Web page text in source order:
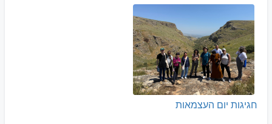
חגיגות יום העצמאות